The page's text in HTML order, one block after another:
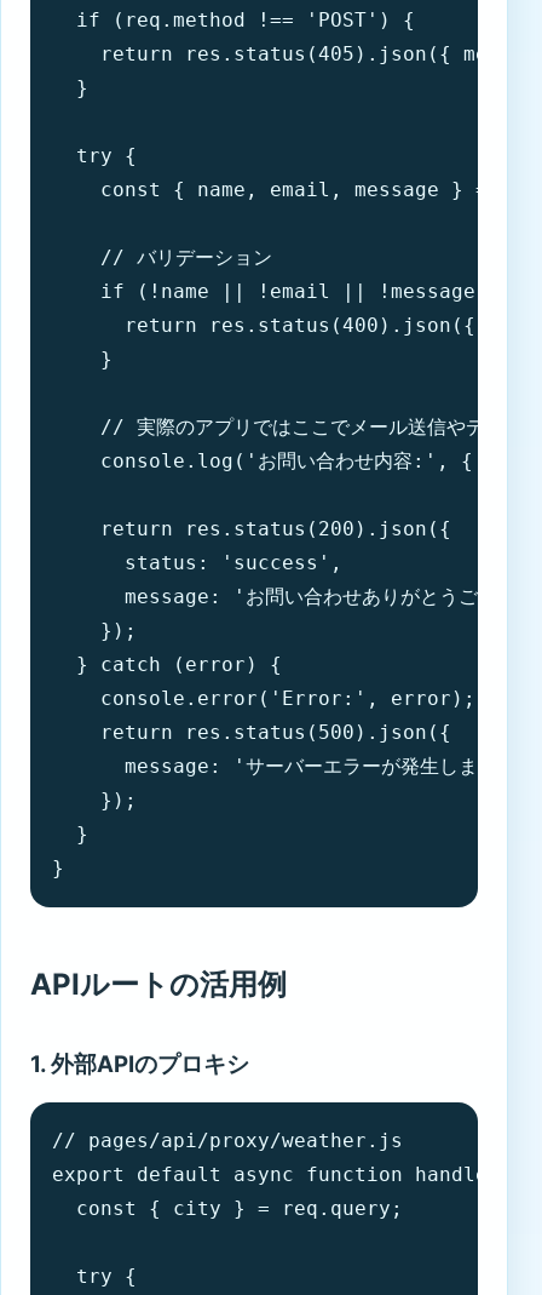
  if (req.method !== 'POST') {
return res.status(405).json({ message:
  }
  try {
const { name, email, message } =
    // バリデーション
    if (!name || !email || !message) {
return res.status(400).json({
    }
// 実際のアプリではここでメール送信やデータ
console.log('お問い合わせ内容:', {
    return res.status(200).json({
      status: 'success',
message: 'お問い合わせありがとうござい
    });
  } catch (error) {
    console.error('Error:', error);
    return res.status(500).json({
      message: 'サーバーエラーが発生しました'
    });
  }
}
APIルートの活用例
1. 外部APIのプロキシ
// pages/api/proxy/weather.js
export default async function
  const { city } = req.query;
  try {